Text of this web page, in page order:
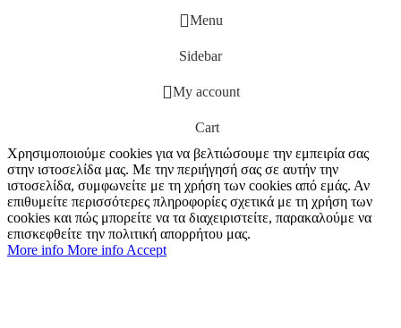
Menu
Sidebar
My account
Cart
Χρησιμοποιούμε cookies για να βελτιώσουμε την εμπειρία σας
στην ιστοσελίδα μας. Με την περιήγησή σας σε αυτήν την
ιστοσελίδα, συμφωνείτε με τη χρήση των cookies από εμάς. Αν
επιθυμείτε περισσότερες πληροφορίες σχετικά με τη χρήση των
cookies και πώς μπορείτε να τα διαχειριστείτε, παρακαλούμε να
επισκεφθείτε την πολιτική απορρήτου μας.
More info More info Accept